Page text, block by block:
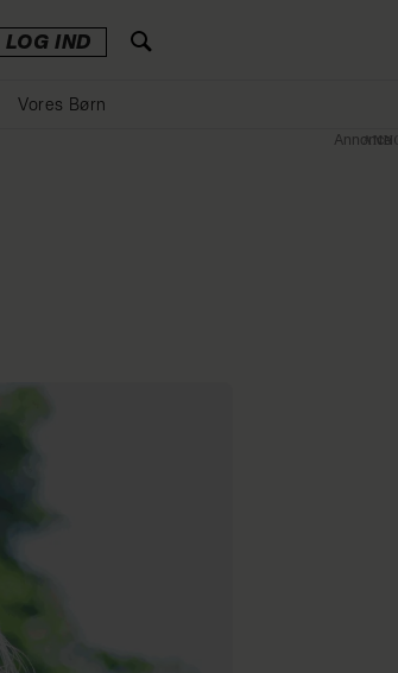
LOG IND
Vores Børn
Annonce